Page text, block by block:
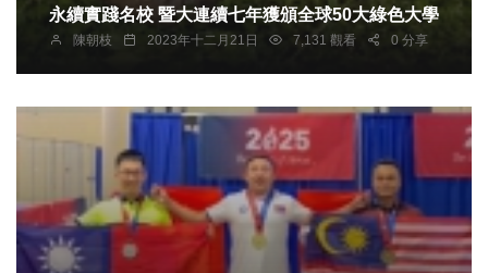
永續實踐名校 暨大連續七年獲頒全球50大綠色大學
陳朝枝 2023年十二月21日 7,131 觀看 0 分享